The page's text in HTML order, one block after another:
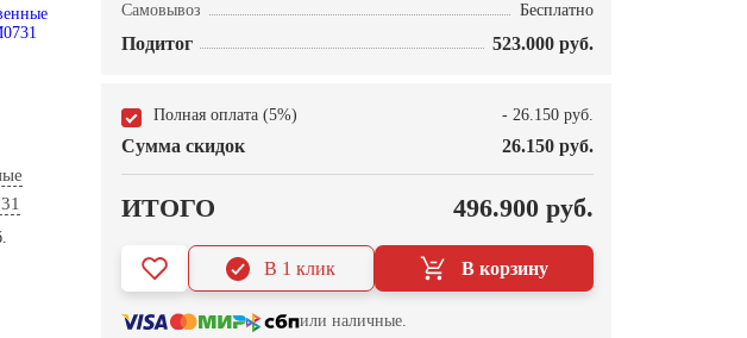
Самовывоз
Бесплатно
Подитог 523.000 руб.
Полная оплата (5%) - 26.150 руб.
Сумма скидок 26.150 руб.
ИТОГО 496.900 руб.
В корзину
В 1 клик
или наличные.